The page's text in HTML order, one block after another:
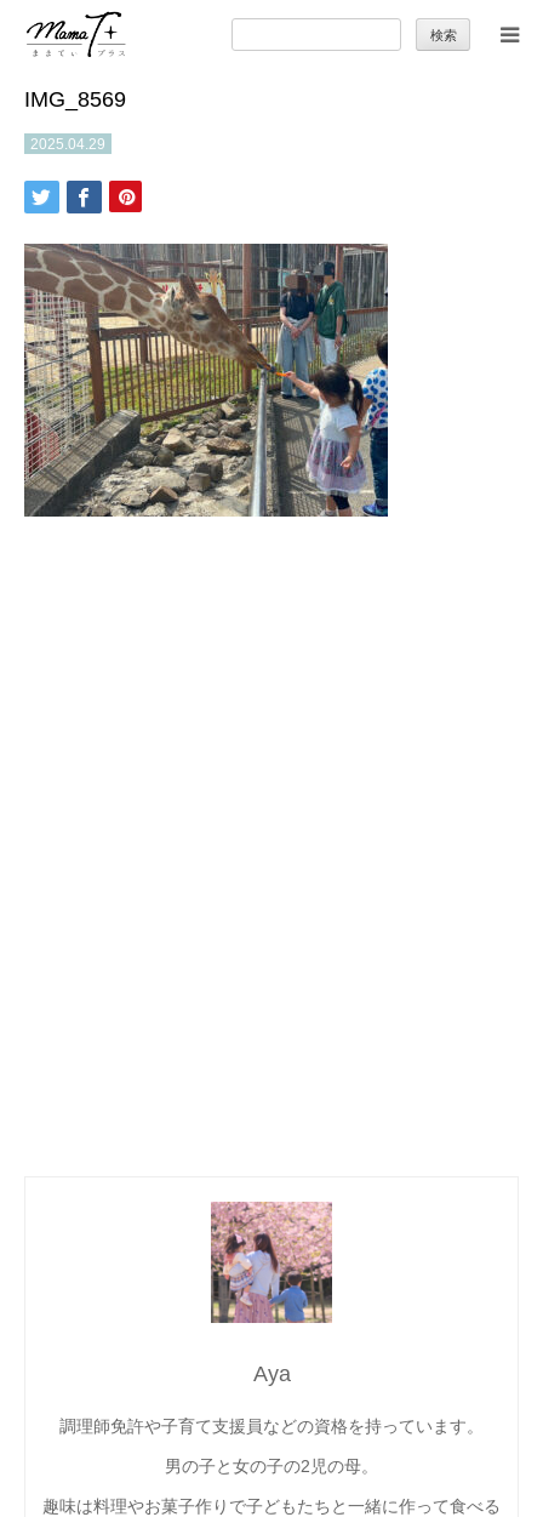
索:
IMG_8569
2025.04.29
Aya
調理師免許や子育て支援員などの資格を持っています。
男の子と女の子の2児の母。
趣味は料理やお菓子作りで子どもたちと一緒に作って食べる
トップ
セカンドキャリア
暮らしの小ワザ
子育て
季節の行事やお出かけ
特集